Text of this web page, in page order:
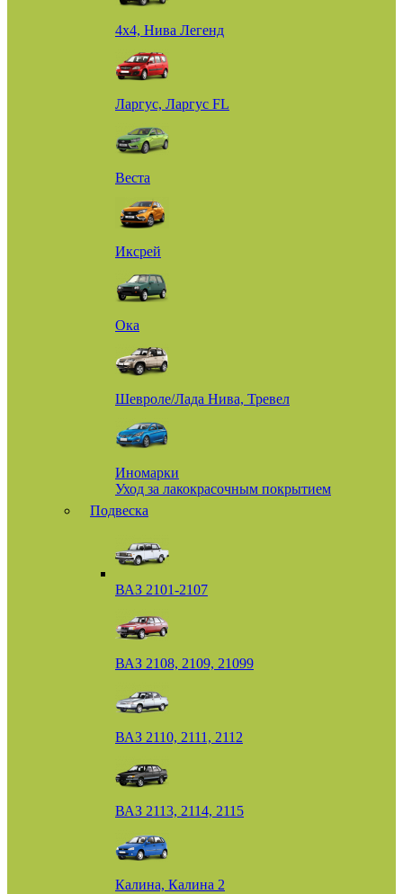
4х4, Нива Легенд
Ларгус, Ларгус FL
Веста
Иксрей
Ока
Шевроле/Лада Нива, Тревел
Иномарки
Уход за лакокрасочным покрытием
Подвеска
ВАЗ 2101-2107
ВАЗ 2108, 2109, 21099
ВАЗ 2110, 2111, 2112
ВАЗ 2113, 2114, 2115
Калина, Калина 2